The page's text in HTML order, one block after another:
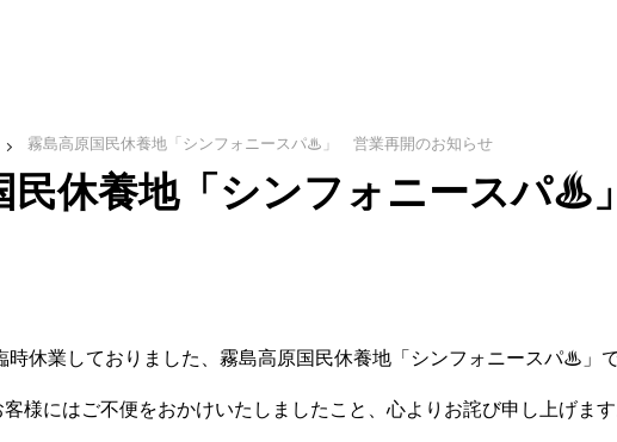
霧島高原国民休養地「シンフォニースパ♨」 営業再開のお知らせ
民休養地「シンフォニースパ
時休業しておりました、霧島高原国民休養地「シンフォニースパ♨」
様にはご不便をおかけいたしましたこと、心よりお詫び申し上げます